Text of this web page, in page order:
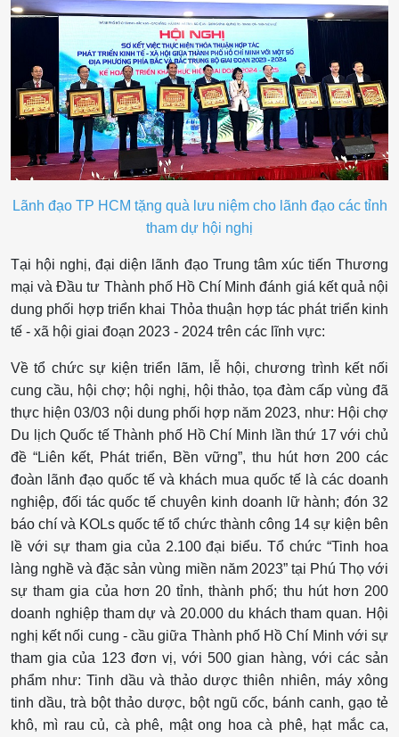
Lãnh đạo TP HCM tặng quà lưu niệm cho lãnh đạo các tỉnh
tham dự hội nghị
Tại hội nghị, đại diện lãnh đạo Trung tâm xúc tiến Thương
mại và Đầu tư Thành phố Hồ Chí Minh đánh giá kết quả nội
dung phối hợp triển khai Thỏa thuận hợp tác phát triển kinh
tế - xã hội giai đoạn 2023 - 2024 trên các lĩnh vực:
Về tổ chức sự kiện triển lãm, lễ hội, chương trình kết nối
cung cầu, hội chợ; hội nghị, hội thảo, tọa đàm cấp vùng đã
thực hiện 03/03 nội dung phối hợp năm 2023, như: Hội chợ
Du lịch Quốc tế Thành phố Hồ Chí Minh lần thứ 17 với chủ
đề “Liên kết, Phát triển, Bền vững”, thu hút hơn 200 các
đoàn lãnh đạo quốc tế và khách mua quốc tế là các doanh
nghiệp, đối tác quốc tế chuyên kinh doanh lữ hành; đón 32
báo chí và KOLs quốc tế tổ chức thành công 14 sự kiện bên
lề với sự tham gia của 2.100 đại biểu. Tổ chức “Tinh hoa
làng nghề và đặc sản vùng miền năm 2023” tại Phú Thọ với
sự tham gia của hơn 20 tỉnh, thành phố; thu hút hơn 200
doanh nghiệp tham dự và 20.000 du khách tham quan. Hội
nghị kết nối cung - cầu giữa Thành phố Hồ Chí Minh với sự
tham gia của 123 đơn vị, với 500 gian hàng, với các sản
phẩm như: Tinh dầu và thảo dược thiên nhiên, máy xông
tinh dầu, trà bột thảo dược, bột ngũ cốc, bánh canh, gạo tẻ
khô, mì rau củ, cà phê, mật ong hoa cà phê, hạt mắc ca,